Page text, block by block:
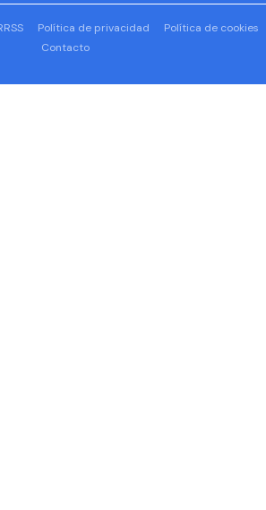
Política de privacidad
Política de cookies
Contacto